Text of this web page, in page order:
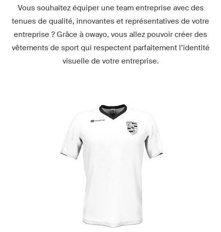
Vous souhaitez équiper une team entreprise avec des
tenues de qualité, innovantes et représentatives de votre
entreprise ? Grâce à owayo, vous allez pouvoir créer des
vêtements de sport qui respectent parfaitement l’identité
visuelle de votre entreprise.